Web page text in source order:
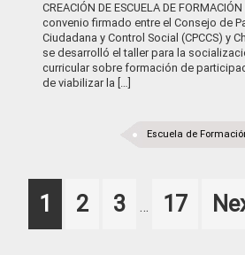
CREACIÓN DE ESCUELA DE
convenio firmado entre el Consejo de
Ciudadana y Control Social (CPCCS) y
se desarrolló el taller para la
curricular sobre formación de
de viabilizar la […]
Escuela de
Page
1 Page
2 Page
3
pages
… Page
17
Go